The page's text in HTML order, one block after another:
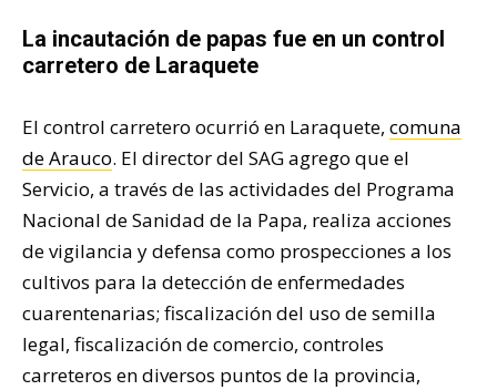
La incautación de papas fue en un control
carretero de Laraquete
El control carretero ocurrió en Laraquete, comuna
de Arauco. El director del SAG agrego que el
Servicio, a través de las actividades del Programa
Nacional de Sanidad de la Papa, realiza acciones
de vigilancia y defensa como prospecciones a los
cultivos para la detección de enfermedades
cuarentenarias; fiscalización del uso de semilla
legal, fiscalización de comercio, controles
carreteros en diversos puntos de la provincia,